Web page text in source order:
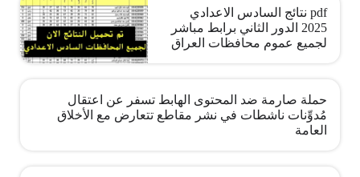
pdf نتائج السادس الاعدادي
2025 الدور الثاني برابط مباشر
لجميع عموم محافظات العراق
حملة صارمة ضد المحتوى الهابط تسفر عن اعتقال
مُدوِّنات ناشطات في نشر مقاطع تتعارض مع الأخلاق
العامة